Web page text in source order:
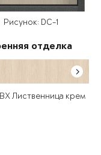
Рисунок: DC-1
отделка
Лиственница крем